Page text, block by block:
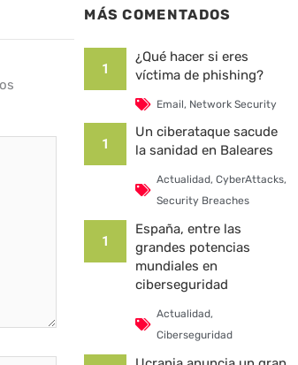
MÁS COMENTADOS
1
¿Qué hacer si eres
víctima de phishing?
Email, Network Security
1
Un ciberataque sacude
la sanidad en Baleares
Actualidad, CyberAttacks,
Security Breaches
1
España, entre las
grandes potencias
mundiales en
ciberseguridad
Actualidad,
Ciberseguridad